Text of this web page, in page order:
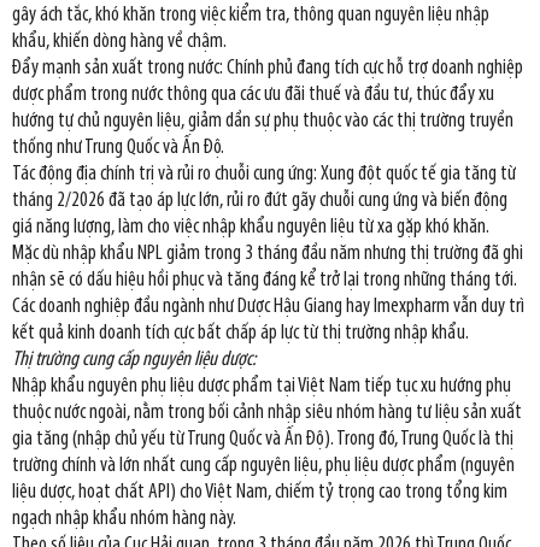
gây ách tắc, khó khăn trong việc kiểm tra, thông quan nguyên liệu nhập
khẩu, khiến dòng hàng về chậm.
Đẩy mạnh sản xuất trong nước: Chính phủ đang tích cực hỗ trợ doanh nghiệp
dược phẩm trong nước thông qua các ưu đãi thuế và đầu tư, thúc đẩy xu
hướng tự chủ nguyên liệu, giảm dần sự phụ thuộc vào các thị trường truyền
thống như Trung Quốc và Ấn Độ.
Tác động địa chính trị và rủi ro chuỗi cung ứng: Xung đột quốc tế gia tăng từ
tháng 2/2026 đã tạo áp lực lớn, rủi ro đứt gãy chuỗi cung ứng và biến động
giá năng lượng, làm cho việc nhập khẩu nguyên liệu từ xa gặp khó khăn.
Mặc dù nhập khẩu NPL giảm trong 3 tháng đầu năm nhưng thị trường đã ghi
nhận sẽ có dấu hiệu hồi phục và tăng đáng kể trở lại trong những tháng tới.
Các doanh nghiệp đầu ngành như Dược Hậu Giang hay Imexpharm vẫn duy trì
kết quả kinh doanh tích cực bất chấp áp lực từ thị trường nhập khẩu.
Thị trường cung cấp nguyên liệu dược:
Nhập khẩu nguyên phụ liệu dược phẩm tại Việt Nam tiếp tục xu hướng phụ
thuộc nước ngoài, nằm trong bối cảnh nhập siêu nhóm hàng tư liệu sản xuất
gia tăng (nhập chủ yếu từ Trung Quốc và Ấn Độ). Trong đó, Trung Quốc là thị
trường chính và lớn nhất cung cấp nguyên liệu, phụ liệu dược phẩm (nguyên
liệu dược, hoạt chất API) cho Việt Nam, chiếm tỷ trọng cao trong tổng kim
ngạch nhập khẩu nhóm hàng này.